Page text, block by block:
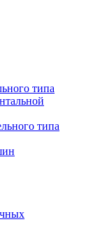
типа
типа